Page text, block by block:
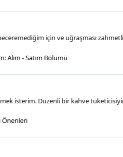
için ve uğraşması
Alım - Satım Bölümü
isterim. Düzenli bir kahve
Önerileri